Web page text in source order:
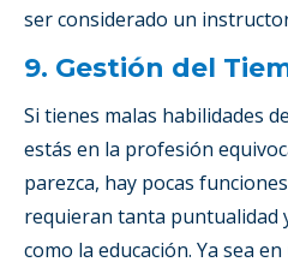
ser considerado un
9. Gestión del
Si tienes malas habilidades
estás en la profesión
parezca, hay pocas
requieran tanta puntualidad
como la educación. Ya sea